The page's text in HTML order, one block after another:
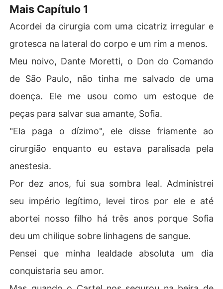
io legítimo, levei tiros por ele e até abortei nosso filho h
s de sangue.
a seu amor.
e dias depois, Dante não me escolheu.
a de costas no rio escuro e gelado.
Ele pensou que eu me afoguei. Ou pior, presumiu que eu
era uma cadela que eventualmente voltaria nadando p
ara seu mestre, não importava o quão forte ele a chuta
Ele estava errado.
Eu me arrastei para fora daquela água, mas a mulher qu
e o amava morreu nas profundezas.
Sete dias depois, não voltei para a cobertura dos Moret
ti.
Mais Capítulo 1
Acordei da cirurgia com uma cicatriz irregular e
grotesca na lateral do corpo e um rim a menos.
Meu noivo, Dante Moretti, o Don do Comando
de São Paulo, não tinha me salvado de uma
doença. Ele me usou como um estoque de
peças para salvar sua amante, Sofia.
"Ela paga o dízimo", ele disse friamente ao
cirurgião enquanto eu estava paralisada pela
anestesia.
Por dez anos, fui sua sombra leal. Administrei
seu império legítimo, levei tiros por ele e até
abortei nosso filho há três anos porque Sofia
deu um chilique sobre linhagens de sangue.
Pensei que minha lealdade absoluta um dia
conquistaria seu amor.